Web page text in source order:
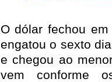
O dólar fechou
engatou o sexto
e chegou ao
vem conforme